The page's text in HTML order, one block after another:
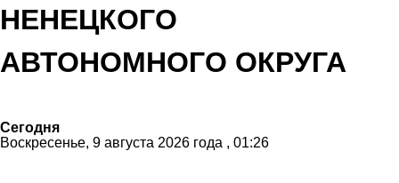
НЕНЕЦКОГО
АВТОНОМНОГО ОКРУГА
Сегодня
Воскресенье, 9 августа 2026 года , 01:26